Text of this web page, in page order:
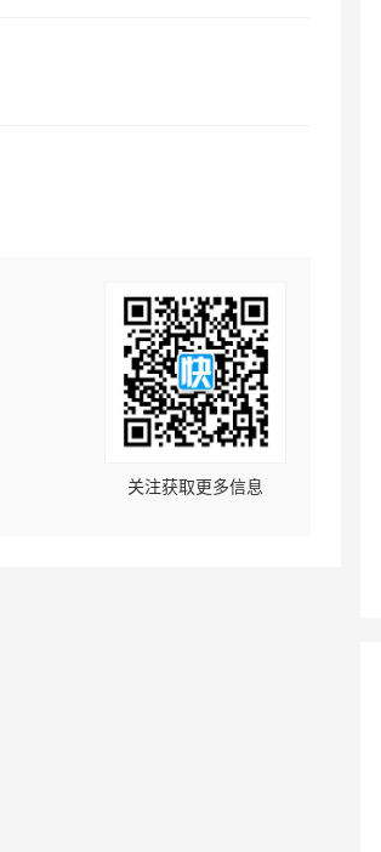
关注获取更多信息